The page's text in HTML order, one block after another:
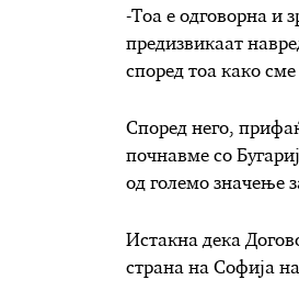
-Тоа е одговорна и
предизвикаат
според тоа како
Според него,
почнавме со
од големо значење
Истакна дека
страна на Софија